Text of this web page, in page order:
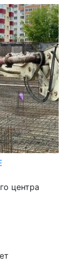
центра